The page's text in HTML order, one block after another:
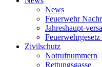
News
Feuerwehr
Jahreshaupt-
Zivilschutz
Notrufnummern
Rettungsgasse